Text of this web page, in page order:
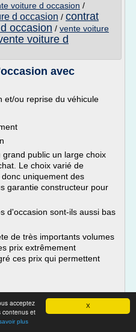
X
acceptez
contenus et
plus
voiture d occasion /
d occasion / contrat
occasion / vente voiture
voiture d
avec
et/ou reprise du véhicule
public un large choix
Le choix varié de
uniquement des
garantie constructeur pour
d'occasion sont-ils aussi bas
de très importants volumes
prix extrêmement
ces prix qui permettent
aux meilleur prix